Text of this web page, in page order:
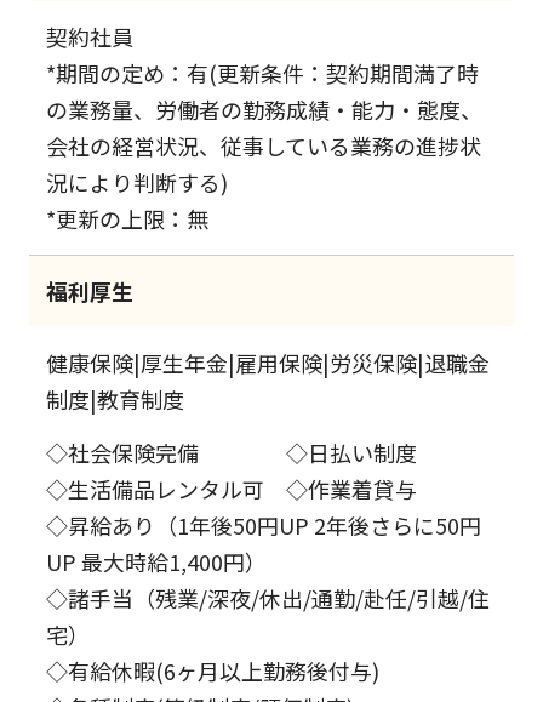
契約社員
*期間の定め：有(更新条件：契約期間満了時
の業務量、労働者の勤務成績・能力・態度、
会社の経営状況、従事している業務の進捗状
況により判断する)
*更新の上限：無
福利厚生
健康保険|厚生年金|雇用保険|労災保険|退職金
制度|教育制度
◇社会保険完備 ◇日払い制度
◇生活備品レンタル可 ◇作業着貸与
◇昇給あり（1年後50円UP 2年後さらに50円
UP 最大時給1,400円）
◇諸手当（残業/深夜/休出/通勤/赴任/引越/住
宅）
◇有給休暇(6ヶ月以上勤務後付与)